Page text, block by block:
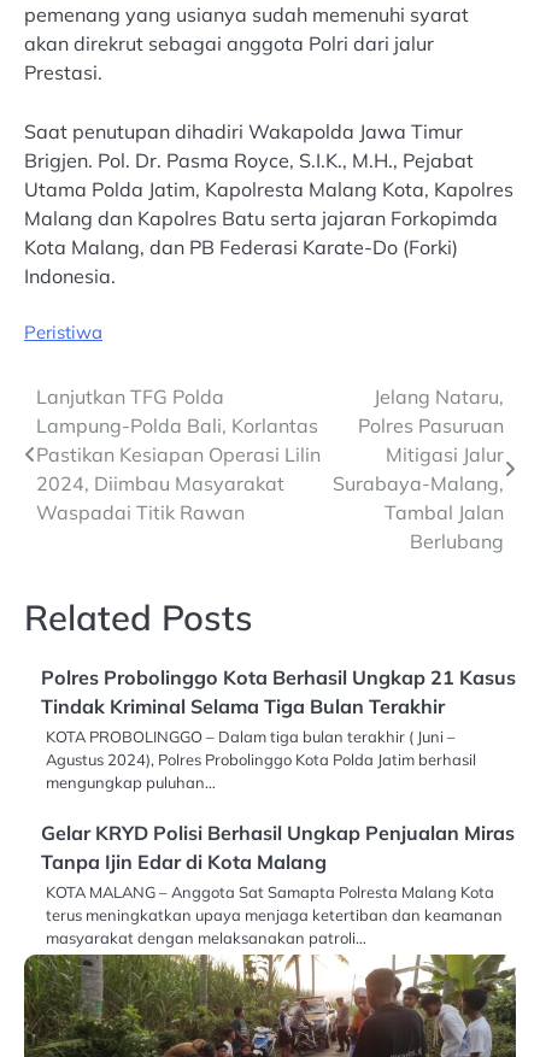
pemenang yang usianya sudah memenuhi syarat
akan direkrut sebagai anggota Polri dari jalur
Prestasi.
Saat penutupan dihadiri Wakapolda Jawa Timur
Brigjen. Pol. Dr. Pasma Royce, S.I.K., M.H., Pejabat
Utama Polda Jatim, Kapolresta Malang Kota, Kapolres
Malang dan Kapolres Batu serta jajaran Forkopimda
Kota Malang, dan PB Federasi Karate-Do (Forki)
Indonesia.
Peristiwa
Post
navigation
Lanjutkan TFG Polda
Lampung-Polda Bali, Korlantas
Pastikan Kesiapan Operasi Lilin
2024, Diimbau Masyarakat
Waspadai Titik Rawan
Jelang Nataru,
Polres Pasuruan
Mitigasi Jalur
Surabaya-Malang,
Tambal Jalan
Berlubang
Related Posts
Polres Probolinggo Kota Berhasil Ungkap 21 Kasus
Tindak Kriminal Selama Tiga Bulan Terakhir
KOTA PROBOLINGGO – Dalam tiga bulan terakhir ( Juni –
Agustus 2024), Polres Probolinggo Kota Polda Jatim berhasil
mengungkap puluhan…
Gelar KRYD Polisi Berhasil Ungkap Penjualan Miras
Tanpa Ijin Edar di Kota Malang
KOTA MALANG – Anggota Sat Samapta Polresta Malang Kota
terus meningkatkan upaya menjaga ketertiban dan keamanan
masyarakat dengan melaksanakan patroli…